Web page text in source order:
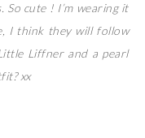
cute ! I’m wearing it
I think they will follow
Liffner and a pearl
xx